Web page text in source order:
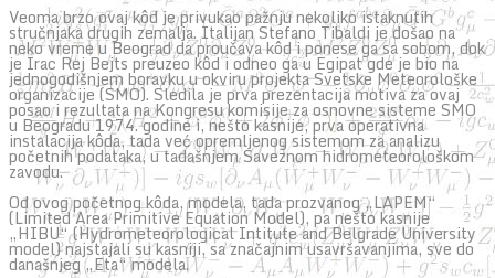
Veoma brzo ovaj kôd je privukao pažnju nekoliko istaknutih
stručnjaka drugih zemalja. Italijan Stefano Tibaldi je došao na
neko vreme u Beograd da proučava kôd i ponese ga sa sobom, dok
je Irac Rej Bejts preuzeo kôd i odneo ga u Egipat gde je bio na
jednogodišnjem boravku u okviru projekta Svetske Meteorološke
organizacije (SMO). Sledila je prva prezentacija motiva za ovaj
posao i rezultata na Kongresu komisije za osnovne sisteme SMO
u Beogradu 1974. godine i, nešto kasnije, prva operativna
instalacija kôda, tada već opremljenog sistemom za analizu
početnih podataka, u tadašnjem Saveznom hidrometeorološkom
zavodu.
Od ovog početnog kôda, modela, tada prozvanog „LAPEM“
(Limited Area Primitive Equation Model), pa nešto kasnije
„HIBU“ (Hydrometeorological Intitute and Belgrade University
model) najstajali su kasniji, sa značajnim usavršavanjima, sve do
današnjeg „Eta“ modela.